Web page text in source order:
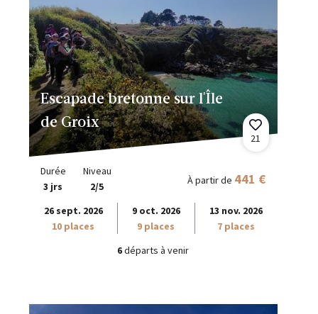
Escapade bretonne sur l'Île
de Groix
21
Durée
3 jrs
Niveau
2/5
À partir de 441 €
26 sept. 2026
10 places
9 oct. 2026
9 places
13 nov. 2026
7 places
6départs à venir